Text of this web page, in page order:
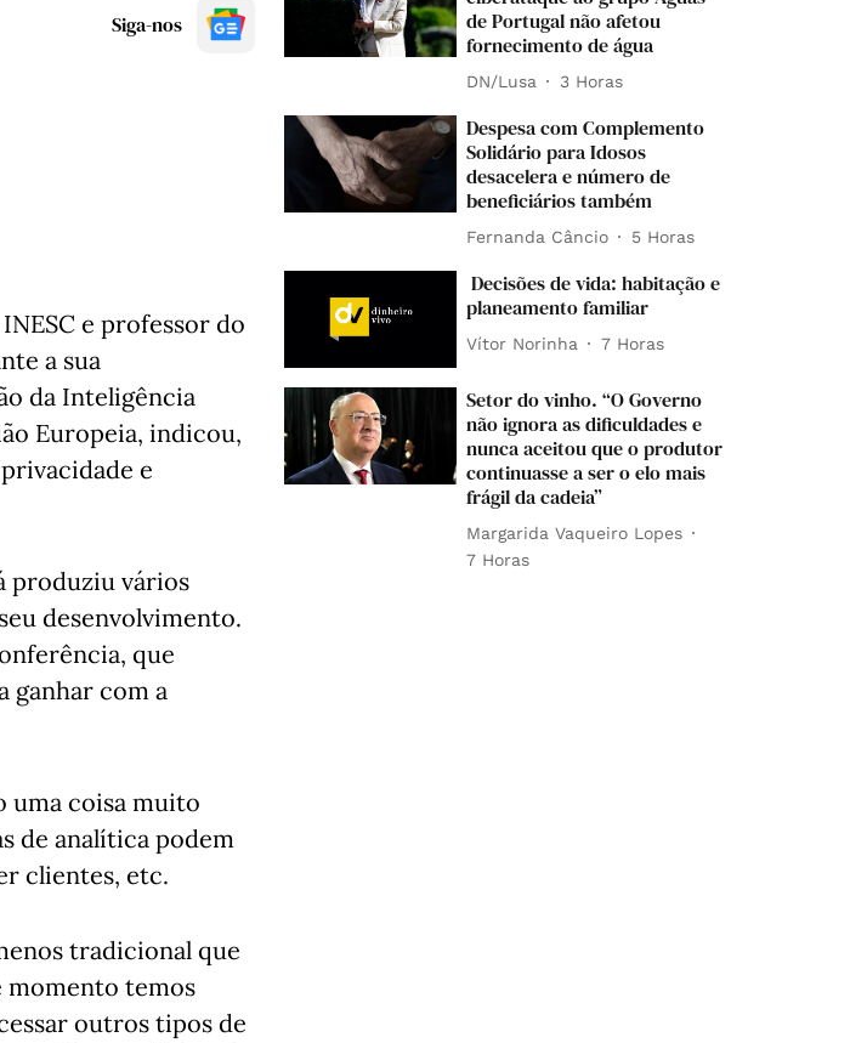
Siga-nos
e professor do
a sua
da Inteligência
Europeia, indicou,
e
produziu vários
desenvolvimento.
que
ganhar com a
uma coisa muito
de analítica podem
clientes, etc.
tradicional que
momento temos
outros tipos de
de Portugal não afetou
fornecimento de água
DN/Lusa 3 Horas
Despesa com Complemento
Solidário para Idosos
desacelera e número de
beneficiários também
Fernanda Câncio 5 Horas
Decisões de vida: habitação e
planeamento familiar
Vítor Norinha 7 Horas
Setor do vinho. “O Governo
não ignora as dificuldades e
nunca aceitou que o produtor
continuasse a ser o elo mais
frágil da cadeia”
Margarida Vaqueiro Lopes
7 Horas